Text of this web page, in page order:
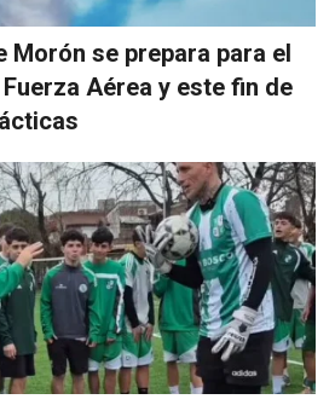
Morón se prepara para el
Aérea y este fin de